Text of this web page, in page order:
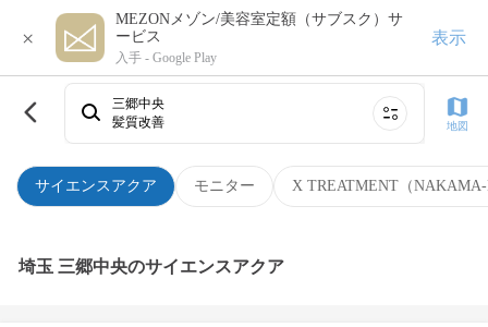
×
MEZONメゾン/美容室定額（サブスク）サ
ービス
入手 - Google Play
表示
サイエンスアクア モニター X TREATMENT（
三郷中央
髪質改善
地図
埼玉 三郷中央のサイエンスアクア